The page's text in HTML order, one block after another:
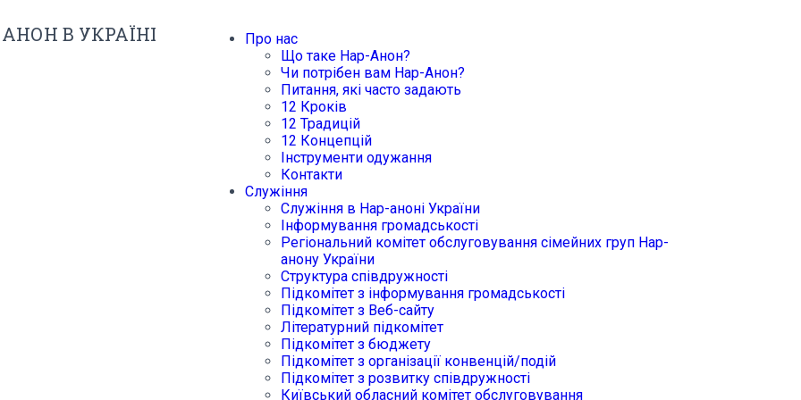
В УКРАЇНІ
Про нас
Що таке Нар-Анон?
Чи потрібен вам Нар-Анон?
Питання, які часто задають
12 Кроків
12 Традицій
12 Концепцій
Інструменти одужання
Контакти
Служіння
Служіння в Нар-аноні України
Інформування громадськості
Регіональний комітет обслуговування сімейних груп Нар-
анону України
Структура співдружності
Підкомітет з інформування громадськості
Підкомітет з Веб-сайту
Літературний підкомітет
Підкомітет з бюджету
Підкомітет з організації конвенцій/подій
Підкомітет з розвитку співдружності
Київський обласний комітет обслуговування